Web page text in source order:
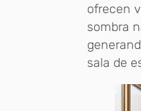
ofrecen
sombra
sala de